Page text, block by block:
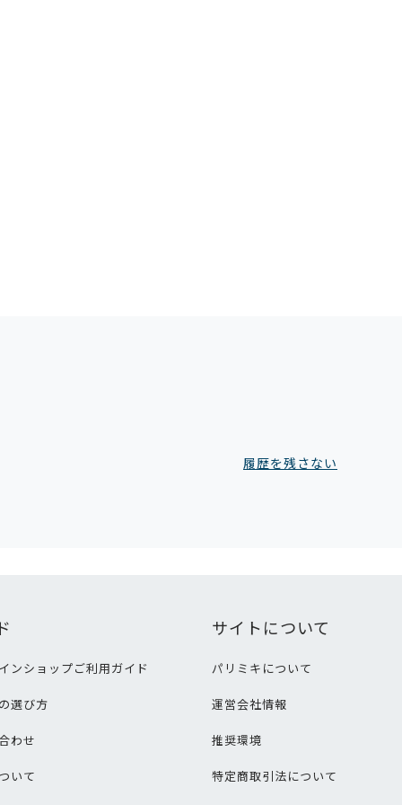
履歴を残さない
ンショップご利用ガイド
選び方
わせ
いて
サイトについて
パリミキについて
運営会社情報
推奨環境
特定商取引法について